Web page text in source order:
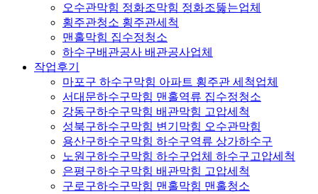
오수관막힘 정화조막힘 정화조뚫는업체
횡주관청소 횡주관세척
맨홀막힘 집수정청소
하수구배관공사 배관공사업체
작업후기
마포구 하수구막힘 아파트 횡주관 세척업체
서대문하수구막힘 맨홀역류 집수정청소
강동구하수구막힘 배관막힘 고압세척
성북구하수구막힘 변기막힘 오수관막힘
용산구하수구막힘 하수구역류 상가하수구
노원구하수구막힘 하수구업체 하수구고압세척
은평구하수구막힘 배관막힘 고압세척
구로구하수구막힘 맨홀막힘 맨홀청소